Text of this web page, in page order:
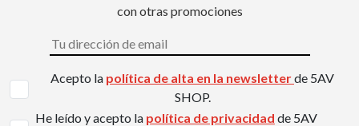
con otras promociones
Acepto la política de alta en la newsletterde 5AV
SHOP.
He leído y acepto la política de privacidad de 5AV